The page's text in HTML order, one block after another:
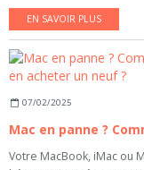
EN SAVOIR PLUS
07/02/2025
Votre MacBook, iMac ou